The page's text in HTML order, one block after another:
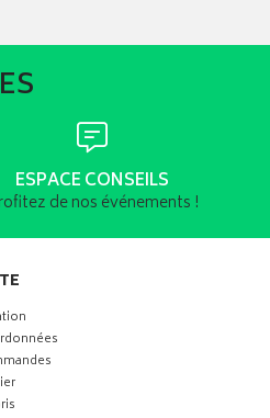
ESPACE CONSEILS
de nos événements !